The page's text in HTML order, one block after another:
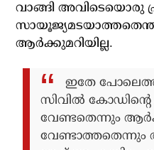
വാങ്ങി അവിടെയൊരു
ആര്‍ക്കുമറിയില്ല.
ഇതേ
സിവില്‍
വേണ്ടതെന്നും
വേണ്ടാത്തതെന്നും